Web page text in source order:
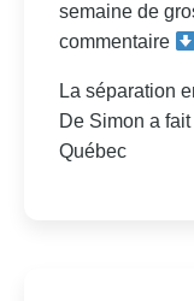
semaine de
commentaire
La séparation
De Simon a
Québec